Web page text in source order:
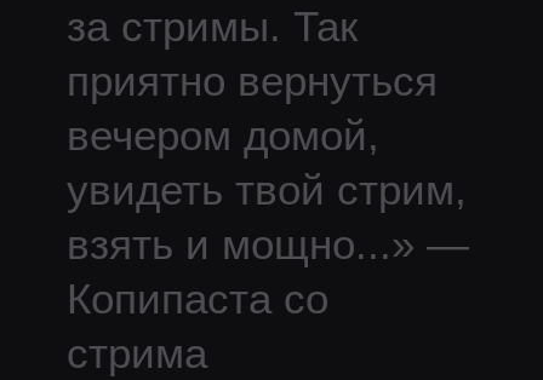
за стримы. Так
приятно вернуться
вечером домой,
увидеть твой стрим,
взять и мощно...» —
Копипаста со
стрима